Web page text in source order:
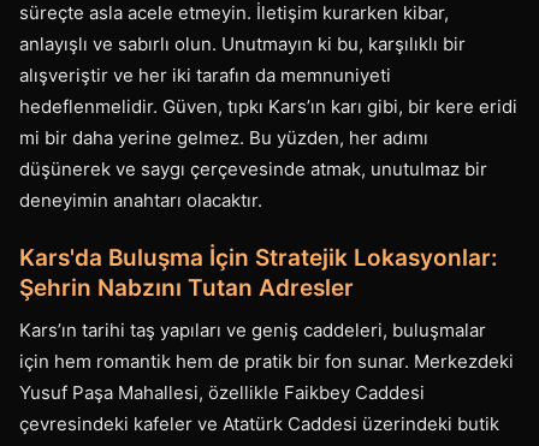
süreçte asla acele etmeyin. İletişim kurarken kibar,
anlayışlı ve sabırlı olun. Unutmayın ki bu, karşılıklı bir
alışveriştir ve her iki tarafın da memnuniyeti
hedeflenmelidir. Güven, tıpkı Kars’ın karı gibi, bir kere eridi
mi bir daha yerine gelmez. Bu yüzden, her adımı
düşünerek ve saygı çerçevesinde atmak, unutulmaz bir
deneyimin anahtarı olacaktır.
Kars'da Buluşma İçin Stratejik Lokasyonlar:
Şehrin Nabzını Tutan Adresler
Kars’ın tarihi taş yapıları ve geniş caddeleri, buluşmalar
için hem romantik hem de pratik bir fon sunar. Merkezdeki
Yusuf Paşa Mahallesi, özellikle Faikbey Caddesi
çevresindeki kafeler ve Atatürk Caddesi üzerindeki butik